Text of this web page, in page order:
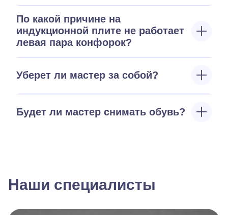
По какой причине на
индукционной плите не работает
левая пара конфорок?
Уберет ли мастер за собой?
Будет ли мастер снимать обувь?
Наши специалисты